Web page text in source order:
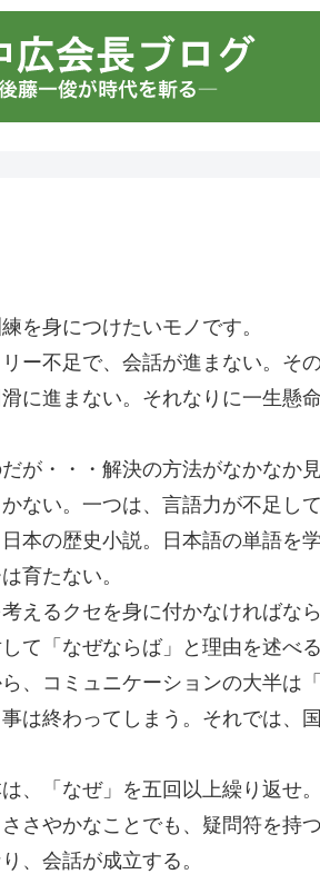
を身につけたいモノです。
ー不足で、会話が進まない。そ
に進まない。それなりに一生懸
が・・・解決の方法がなかなか見
ない。一つは、言語力が不足し
本の歴史小説。日本語の単語を
育たない。
えるクセを身に付かなければな
て「なぜならば」と理由を述べる
、コミュニケーションの大半は
は終わってしまう。それでは、
、「なぜ」を五回以上繰り返せ
さやかなことでも、疑問符を持
、会話が成立する。